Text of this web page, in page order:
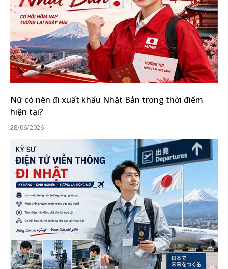
Nữ có nên đi xuất khẩu Nhật Bản trong thời điểm
hiện tại?
28/06/2026